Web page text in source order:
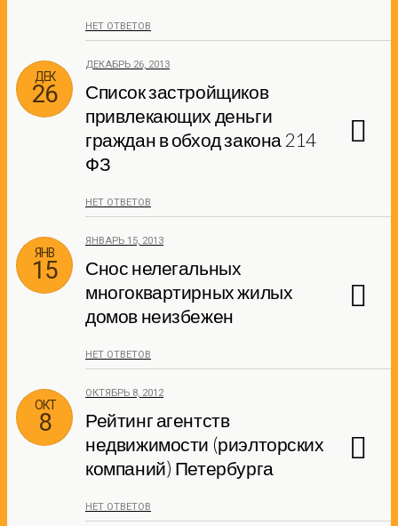
НЕТ ОТВЕТОВ
ДЕК
26
ДЕКАБРЬ 26, 2013
Список застройщиков
привлекающих деньги
граждан в обход закона 214
ФЗ
НЕТ ОТВЕТОВ
ЯНВ
15
ЯНВАРЬ 15, 2013
Снос нелегальных
многоквартирных жилых
домов неизбежен
НЕТ ОТВЕТОВ
ОКТ
8
ОКТЯБРЬ 8, 2012
Рейтинг агентств
недвижимости (риэлторских
компаний) Петербурга
НЕТ ОТВЕТОВ